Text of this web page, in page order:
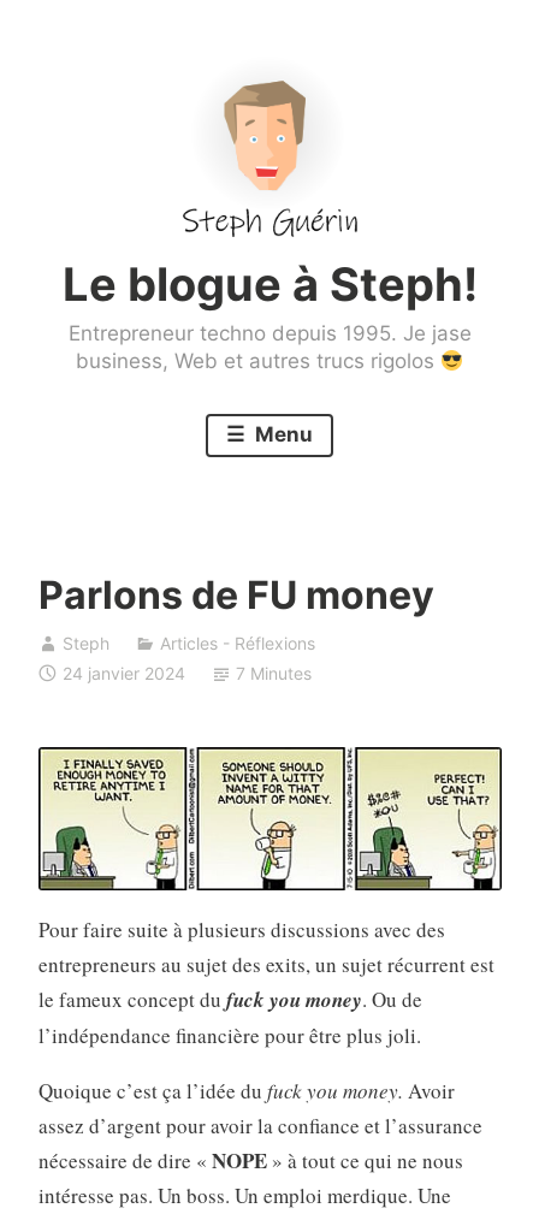
Le blogue à Steph!
Entrepreneur techno depuis 1995. Je jase
business, Web et autres trucs rigolos
Menu
Parlons de FU money
Steph
Articles - Réflexions
24 janvier 2024
7 Minutes
Pour faire suite à plusieurs discussions avec des
entrepreneurs au sujet des exits, un sujet récurrent est
le fameux concept du fuck you money. Ou de
l’indépendance financière pour être plus joli.
Quoique c’est ça l’idée du fuck you money. Avoir
assez d’argent pour avoir la confiance et l’assurance
nécessaire de dire « NOPE» à tout ce qui ne nous
intéresse pas. Un boss. Un emploi merdique. Une